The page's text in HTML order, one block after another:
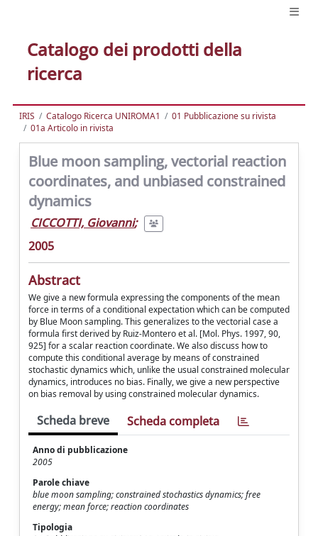
Catalogo dei prodotti della
ricerca
IRIS Catalogo Ricerca UNIROMA1
01 Pubblicazione su rivista
01a Articolo in rivista
Blue moon sampling, vectorial reaction
coordinates, and unbiased constrained
dynamics
CICCOTTI, Giovanni;
2005
Abstract
We give a new formula expressing the components of the mean
force in terms of a conditional expectation which can be computed
by Blue Moon sampling. This generalizes to the vectorial case a
formula first derived by Ruiz-Montero et al. [Mol. Phys. 1997, 90,
925] for a scalar reaction coordinate. We also discuss how to
compute this conditional average by means of constrained
stochastic dynamics which, unlike the usual constrained molecular
dynamics, introduces no bias. Finally, we give a new perspective
on bias removal by using constrained molecular dynamics.
Scheda breve Scheda completa
Anno di pubblicazione
2005
Parole chiave
blue moon sampling; constrained stochastics dynamics; free
energy; mean force; reaction coordinates
Tipologia